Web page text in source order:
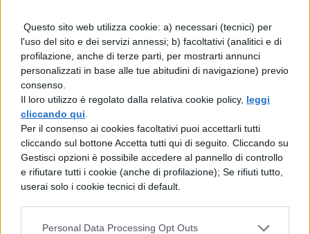
Questo sito web utilizza cookie: a) necessari (tecnici) per
l'uso del sito e dei servizi annessi; b) facoltativi (analitici e di
profilazione, anche di terze parti, per mostrarti annunci
personalizzati in base alle tue abitudini di navigazione) previo
consenso.
Il loro utilizzo è regolato dalla relativa cookie policy, leggi
cliccando qui
Per il consenso ai cookies facoltativi puoi accettarli tutti
cliccando sul bottone Accetta tutti qui di seguito. Cliccando su
Gestisci opzioni è possibile accedere al pannello di controllo
e rifiutare tutti i cookie (anche di profilazione); Se rifiuti tutto,
userai solo i cookie tecnici di default.
Personal Data Processing Opt Outs
Al terzo posto troviamo infine il geniale
Mika. L’artista di origini libanesi ha da poco
presentato il terzo singolo estratto
dall’album“The Boy Who Knew Too Much”
dal titolo“Blame It On The Girls”. Il videoclip
del brano è in pieno stile Mika, molto
colorato, allegro, guascone, tra balletti e
smorfie a favor di camera.